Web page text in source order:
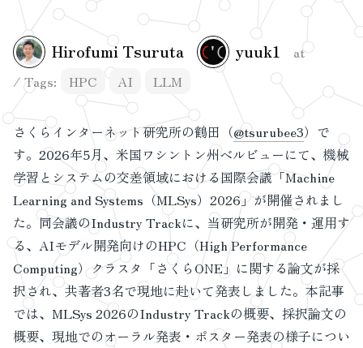
Hirofumi Tsuruta yuuk1
at
Tags:
HPC AI LLM
さくらインターネット研究所の鶴田（@tsurubee3）で
す。2026年5月、米国ワシントン州ベルビューにて、機械
学習とシステムの交差領域における国際会議「Machine
Learning and Systems（MLSys）2026」が開催されまし
た。同会議のIndustry Trackに、当研究所が開発・運用す
る、AIモデル開発向けのHPC（High Performance
Computing）クラスタ「さくらONE」に関する論文が採
択され、共著者3名で現地に赴いて発表しました。本記事
では、MLSys 2026のIndustry Trackの概要、採択論文の
概要、現地でのオーラル発表・ポスター発表の様子につい